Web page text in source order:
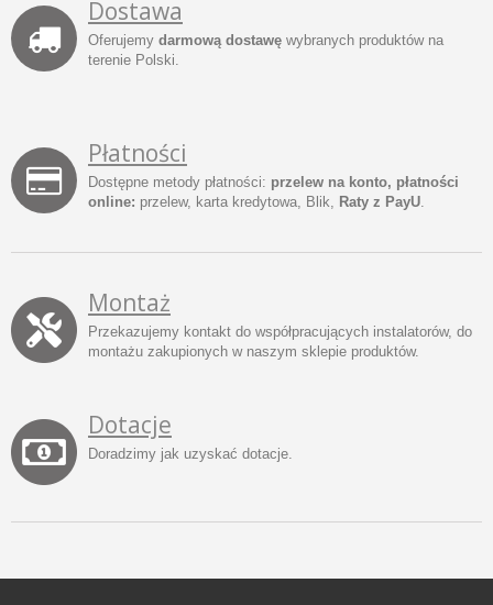
Dostawa
Oferujemy darmową dostawę wybranych produktów na
terenie Polski.
Płatności
Dostępne metody płatności: przelew na konto, płatności
online: przelew, karta kredytowa, Blik, Raty z PayU.
Montaż
Przekazujemy kontakt do współpracujących instalatorów, do
montażu zakupionych w naszym sklepie produktów.
Dotacje
Doradzimy jak uzyskać dotacje.